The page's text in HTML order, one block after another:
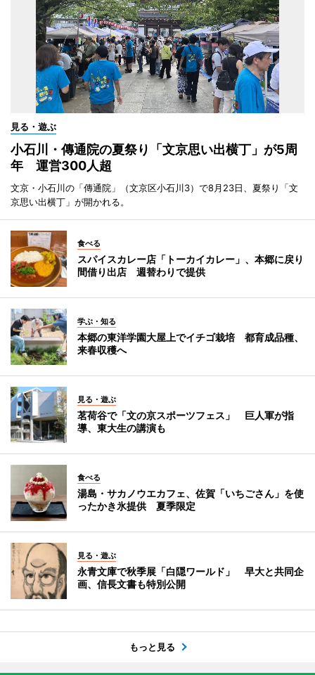
見る・遊ぶ
小石川・傳通院の夏祭り「文京思い出横丁」が5周
年 運営300人超
文京・小石川の「傳通院」（文京区小石川3）で8月23日、夏祭り「文
京思い出横丁」が開かれる。
食べる
スパイスカレー店「トーカイカレー」、本郷に戻り
間借り出店 週替わりで提供
学ぶ・知る
本郷の東洋学園大屋上でイチゴ栽培 都育成品種、
来春収穫へ
見る・遊ぶ
茗荷谷で「文の京スポーツフェス」 巨人軍が指
導、東大生の講演も
食べる
湯島・サカノウエカフェ、佐賀「いちごさん」を使
ったかき氷提供 夏季限定
見る・遊ぶ
永青文庫で秋季展「白隠ワールド」 早大と共同企
画、信長文書も特別公開
もっと見る